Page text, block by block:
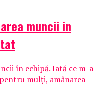
muncii in
în echipă. Iată ce m-a
mulți, amânarea